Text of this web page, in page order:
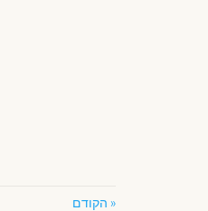
« הקודם